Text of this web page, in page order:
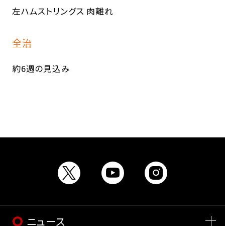
左ハムストリングス 肉離れ
全治
約6週の見込み
ニュース